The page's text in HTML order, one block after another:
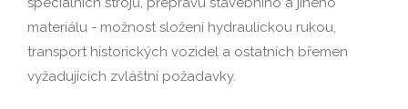
materiálu - možnost složení hydraulickou rukou,
transport historických vozidel a ostatních břemen
vyžadujících zvláštní požadavky.